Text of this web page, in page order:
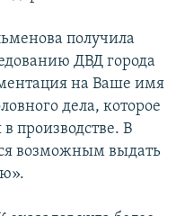
получила
ДВД города
на Ваше имя
дела, которое
производстве. В
возможным выдать